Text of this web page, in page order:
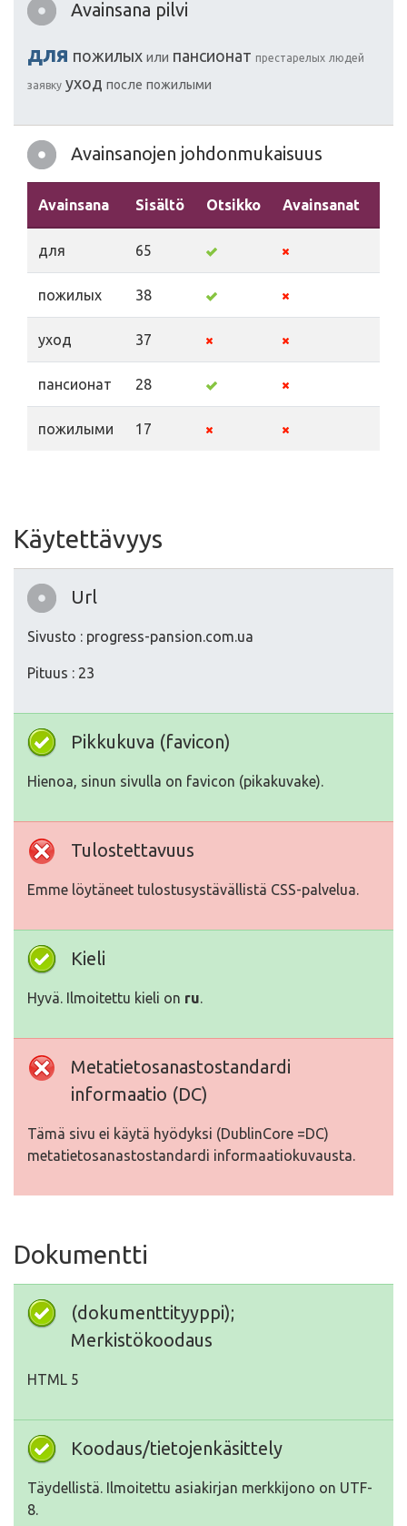
Avainsana pilvi
для пожилых или пансионат престарелых людей
заявку уход после пожилыми
Avainsanojen johdonmukaisuus
Avainsana Sisältö Otsikko Avainsanat
для 65
пожилых 38
уход 37
пансионат 28
пожилыми 17
Käytettävyys
Url
Sivusto : progress-pansion.com.ua
Pituus : 23
Pikkukuva (favicon)
Hienoa, sinun sivulla on favicon (pikakuvake).
Tulostettavuus
Emme löytäneet tulostusystävällistä CSS-palvelua.
Kieli
Hyvä. Ilmoitettu kieli on ru.
Metatietosanastostandardi
informaatio (DC)
Tämä sivu ei käytä hyödyksi (DublinCore =DC)
metatietosanastostandardi informaatiokuvausta.
Dokumentti
(dokumenttityyppi);
Merkistökoodaus
HTML 5
Koodaus/tietojenkäsittely
Täydellistä. Ilmoitettu asiakirjan merkkijono on UTF-
8.